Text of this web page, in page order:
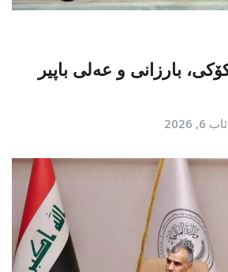
بارزانی و عەلی باپیر
ئاب 6, 2026